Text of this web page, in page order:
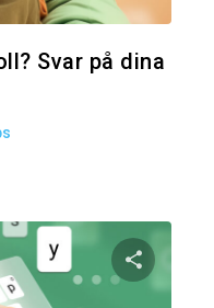
Svar på dina